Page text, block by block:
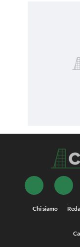
Chi siamo